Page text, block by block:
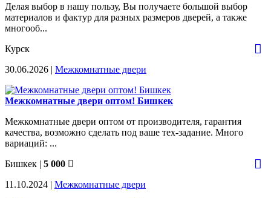
Делая выбор в нашу пользу, Вы получаете большой выбор
материалов и фактур для разных размеров дверей, а также
многооб...
Курск
30.06.2026 | Межкомнатные двери
Межкомнатные двери оптом! Бишкек
Межкомнатные двери оптом от производителя, гарантия
качества, возможно сделать под ваше тех-задание. Много
вариаций: ...
Бишкек | 5 000
11.10.2024 | Межкомнатные двери